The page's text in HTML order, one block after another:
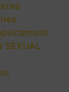
SEXUAL